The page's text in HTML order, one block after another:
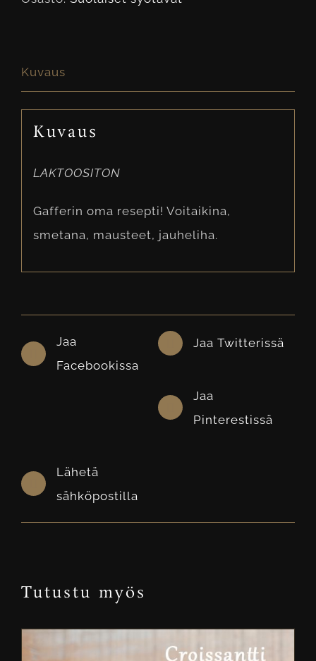
Kuvaus
Kuvaus
LAKTOOSITON
Gafferin oma resepti! Voitaikina,
smetana, mausteet, jauheliha.
Jaa
Facebookissa
Jaa Twitterissä
Jaa
Pinterestissä
Lähetä
sähköpostilla
Tutustu myös